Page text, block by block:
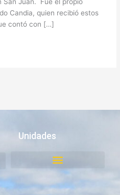
Candia, quien recibió estos
contó con […]
Unidades